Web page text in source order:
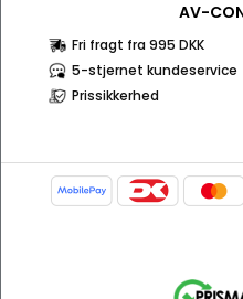
AV-
Fri fragt fra 995 DKK
5-stjernet kundeservice
Prissikkerhed